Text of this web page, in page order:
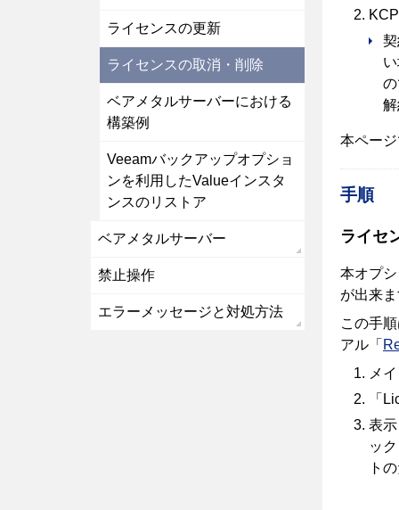
本ペー
手順
ライセ
本オプ
が出来
この手
アル「
メ
「
表
ッ
ト
ライセンスの更新
ライセンスの取消・削除
ベアメタルサーバーにおける
構築例
Veeamバックアップオプショ
ンを利用したValueインスタ
ンスのリストア
ベアメタルサーバー
禁止操作
エラーメッセージと対処方法